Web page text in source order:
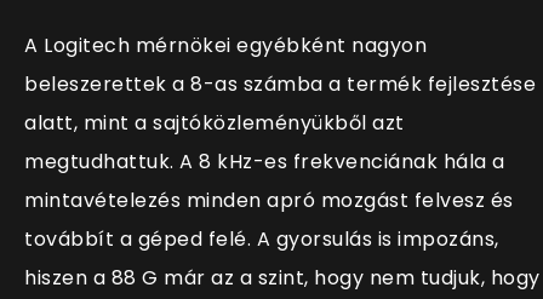
A Logitech mérnökei egyébként nagyon
beleszerettek a 8-as számba a termék fejlesztése
alatt, mint a sajtóközleményükből azt
megtudhattuk. A 8 kHz-es frekvenciának hála a
mintavételezés minden apró mozgást felvesz és
továbbít a géped felé. A gyorsulás is impozáns,
hiszen a 88 G már az a szint, hogy nem tudjuk, hogy